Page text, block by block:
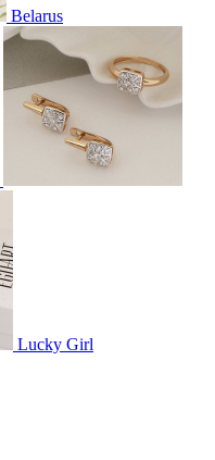
Belarus
Lucky Girl